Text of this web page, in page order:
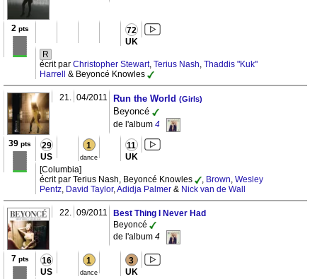
2pts 72
UK
R
écrit par Christopher Stewart, Terius Nash, Thaddis "Kuk"
Harrell
& Beyoncé Knowles
21. 04/2011 Run the World (Girls)
Beyoncé
de l'album 4
39 pts 29
US
1
dance
11
UK
[Columbia]
écrit par Terius Nash, Beyoncé Knowles
, Brown, Wesley
Pentz, David Taylor,Adidja Palmer & Nick van de Wall
22. 09/2011
Best Thing I Never Had
Beyoncé
de l'album 4
7 pts 16
US
1
dance
3
UK